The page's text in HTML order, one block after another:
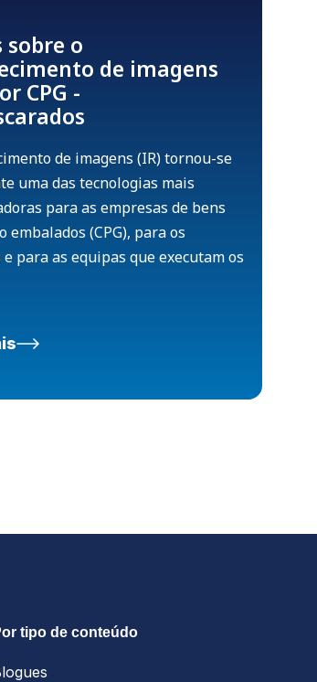
o
de imagens
CPG -
de imagens (IR) tornou-se
uma das tecnologias mais
para as empresas de bens
embalados (CPG), para os
para as equipas que executam os
tipo de conteúdo